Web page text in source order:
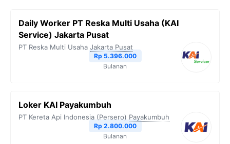
o
o
e
r
r
a
A
i
n
k
Daily Worker PT Reska Multi Usaha (KAI
Service) Jakarta Pusat
PT Reska Multi Usaha Jakarta Pusat
Rp 5.396.000
Bulanan
Loker KAI Payakumbuh
PT Kereta Api Indonesia (Persero) Payakumbuh
Rp 2.800.000
Bulanan